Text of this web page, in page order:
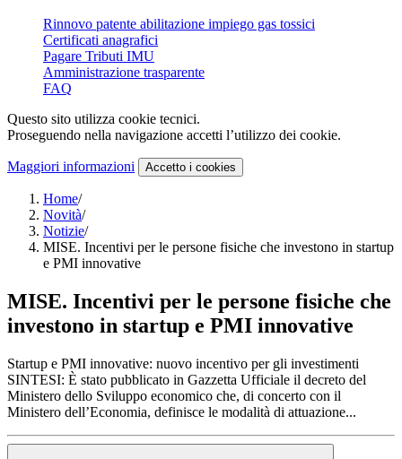
Rinnovo patente abilitazione impiego gas tossici
Certificati anagrafici
Pagare Tributi IMU
Amministrazione trasparente
FAQ
Questo sito utilizza cookie tecnici.
Proseguendo nella navigazione accetti l’utilizzo dei cookie.
Maggiori informazioni Accetto i cookies
Home/
Novità/
Notizie/
MISE. Incentivi per le persone fisiche che investono in startup
e PMI innovative
MISE. Incentivi per le persone fisiche che
investono in startup e PMI innovative
Startup e PMI innovative: nuovo incentivo per gli investimenti
SINTESI: È stato pubblicato in Gazzetta Ufficiale il decreto del
Ministero dello Sviluppo economico che, di concerto con il
Ministero dell’Economia, definisce le modalità di attuazione...